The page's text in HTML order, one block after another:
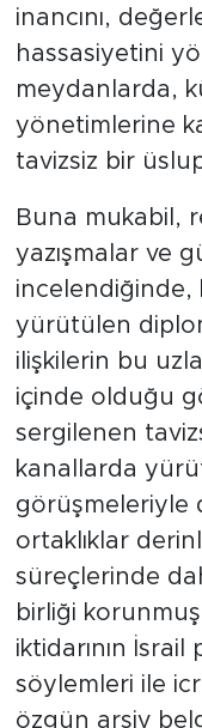
inancını,
hassasiyetini
meydanlarda,
yönetimlerine
tavizsiz bir
​Buna mukabil,
yazışmalar ve
incelendiğinde,
yürütülen
ilişkilerin bu
içinde olduğu
sergilenen
kanallarda
görüşmeleriyle
ortaklıklar
süreçlerinde
birliği
iktidarının
söylemleri ile
özgün arşiv
POLİTİKA
EKONOMİ
SPOR
KÜLTÜR
YAŞAM
TARİHTEN
KADIN
SAĞLIK
SİYASET
MEDYA
FOTO